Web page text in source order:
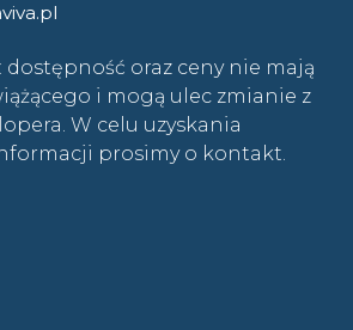
dostępność oraz ceny nie mają
i mogą ulec zmianie z
W celu uzyskania
prosimy o kontakt.